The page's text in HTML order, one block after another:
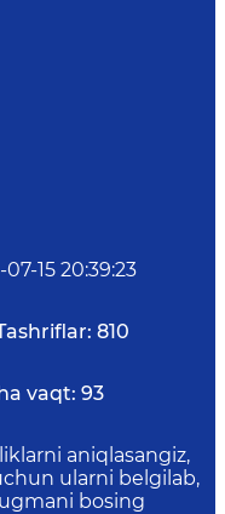
15 20:39:23
810
vaqt: 93
aniqlasangiz,
ularni belgilab,
bosing